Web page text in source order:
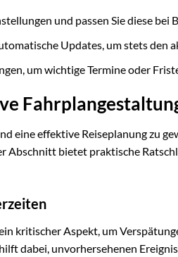
und passen Sie diese bei
Updates, um stets den
um wichtige Termine oder
eine effektive Reiseplanung zu
Abschnitt bietet praktische
kritischer Aspekt, um
dabei, unvorhersehenen